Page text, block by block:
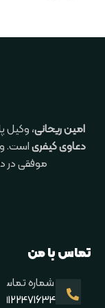
امین ریحانی، وکیل
دعاوی کیفریاست.
موفقی در
تماس با من
شماره تماس
09122471634